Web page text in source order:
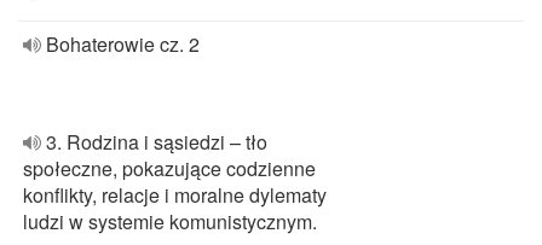
Bohaterowie cz. 2
3. Rodzina i sąsiedzi – tło
społeczne, pokazujące codzienne
konflikty, relacje i moralne dylematy
ludzi w systemie komunistycznym.